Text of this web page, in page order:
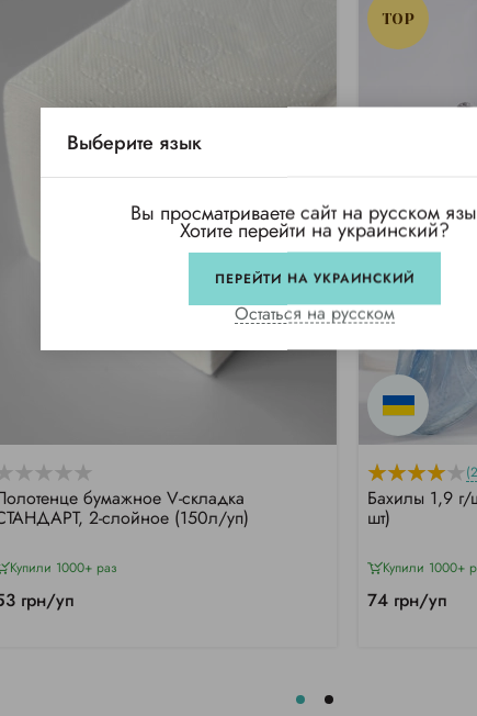
бумажное V-складка
2-слойное (150л/уп)
Купили 1000+ раз
грн/уп
TOP
Бахилы 1,9
шт)
Купили 1000+
74 грн/уп
Выберите язык
Вы просматриваете сайт на русском
Хотите перейти на украинский?
ПЕРЕЙТИ НА УКРАИНСКИЙ
Остаться на русском